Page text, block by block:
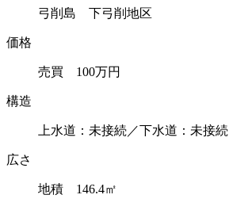
弓削島 下弓削地区
価格
売買 100万円
構造
上水道：未接続／下水道：未接続
広さ
地積 146.4㎡